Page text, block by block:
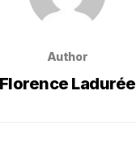
Author
Florence Ladurée